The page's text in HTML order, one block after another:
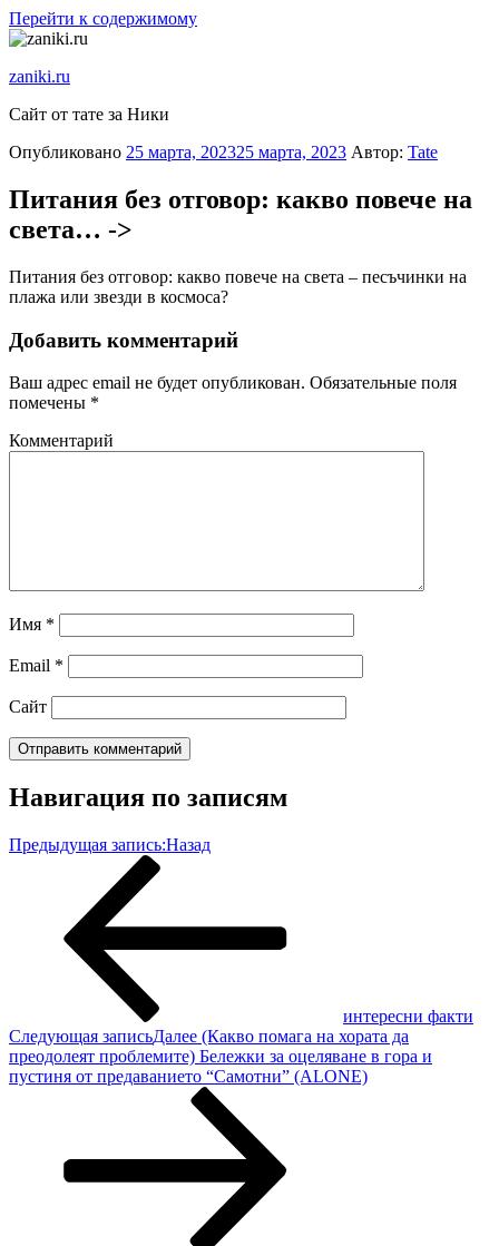
Перейти к содержимому
zaniki.ru
Сайт от тате за Ники
Опубликовано 25 марта, 202325 марта, 2023 Автор: Tate
Питания без отговор: какво повече на
света… ->
Питания без отговор: какво повече на света – песъчинки на
плажа или звезди в космоса?
Добавить комментарий
Ваш адрес email не будет опубликован. Обязательные поля
помечены *
Комментарий
Имя *
Email *
Сайт
Навигация по записям
Предыдущая запись:Назад
интересни факти
Следующая записьДалее (Какво помага на хората да
преодолеят проблемите) Бележки за оцеляване в гора и
пустиня от предаванието “Самотни” (ALONE)